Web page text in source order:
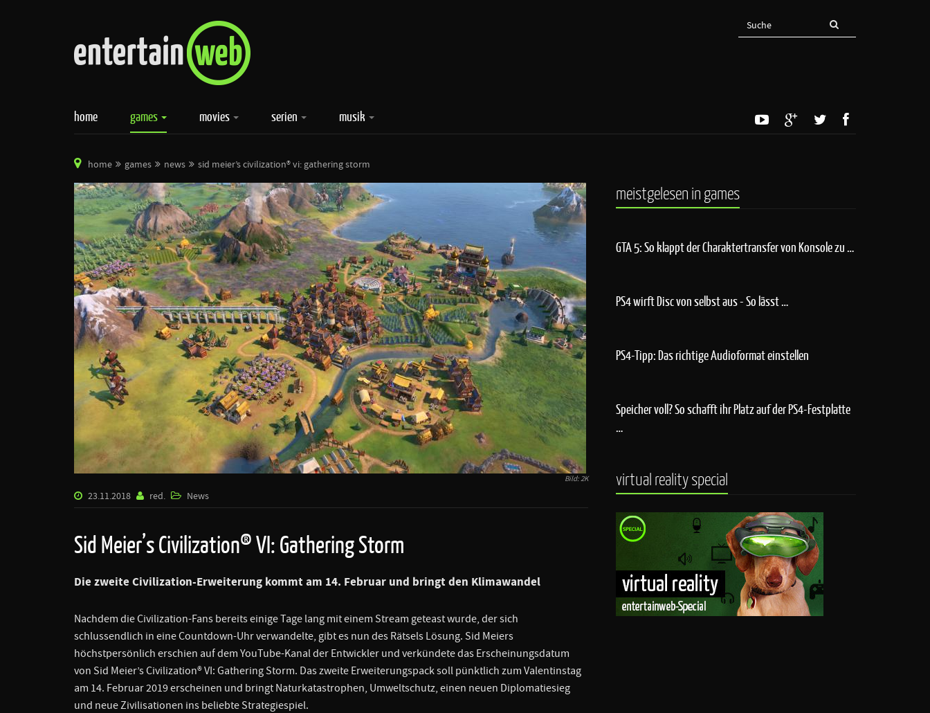
home games movies serien musik
home games news sid meier’s civilization® vi: gathering storm
Bild: 2K
23.11.2018 red. News
Sid Meier’s Civilization® VI: Gathering Storm
Die zweite Civilization-Erweiterung kommt am 14. Februar und bringt den Klimawandel
Nachdem die Civilization-Fans bereits einige Tage lang mit einem Stream geteast wurde, der sich
schlussendlich in eine Countdown-Uhr verwandelte, gibt es nun des Rätsels Lösung. Sid Meiers
höchstpersönlich erschien auf dem YouTube-Kanal der Entwickler und verkündete das Erscheinungsdatum
von Sid Meier’s Civilization® VI: Gathering Storm. Das zweite Erweiterungspack soll pünktlich zum Valentinstag
am 14. Februar 2019 erscheinen und bringt Naturkatastrophen, Umweltschutz, einen neuen Diplomatiesieg
und neue Zivilisationen ins beliebte Strategiespiel.
meistgelesen in games
GTA 5: So klappt der Charaktertransfer von Konsole zu …
PS4 wirft Disc von selbst aus - So lässt …
PS4-Tipp: Das richtige Audioformat einstellen
Speicher voll? So schafft ihr Platz auf der PS4-Festplatte
…
virtual reality special